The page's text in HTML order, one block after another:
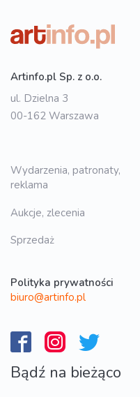
Artinfo.pl Sp. z o.o.
ul. Dzielna 3
00-162 Warszawa
Wydarzenia, patronaty,
reklama
Aukcje, zlecenia
Sprzedaż
Polityka prywatności
biuro@artinfo.pl
Bądź na bieżąco